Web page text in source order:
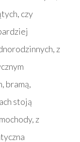
czy
z
bramą,
stoją
z